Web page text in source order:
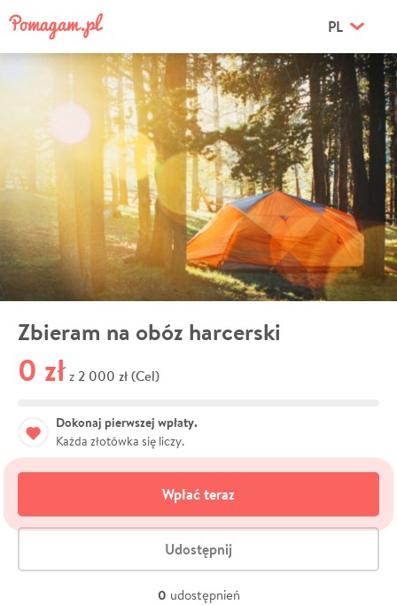
PL
Zbieram na obóz harcerski
0 zł z 2 000 zł (Cel)
Dokonaj pierwszej wpłaty.
Każda złotówka się liczy.
Wpłać teraz
Udostępnij
0 udostępnień